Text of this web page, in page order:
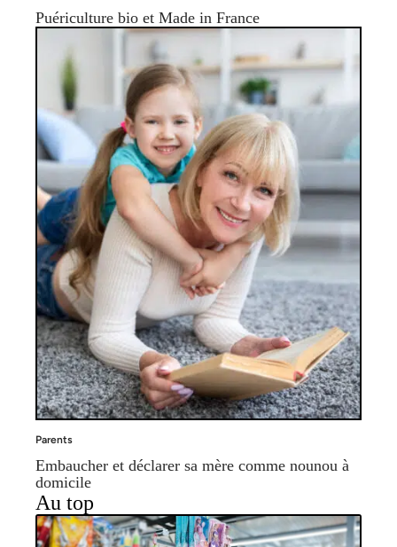
Puériculture bio et Made in France
Parents
Embaucher et déclarer sa mère comme nounou à
domicile
Au top